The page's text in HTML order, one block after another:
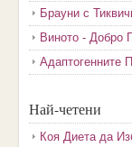
Брауни с
Виното - Добро
Адаптогенните
Най-четени
Коя Диета да